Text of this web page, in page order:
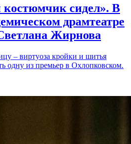
костюмчик сидел». В
драмтеатре
Жирнова
– виртуоза кройки и шитья
одну из премьер в Охлопковском.